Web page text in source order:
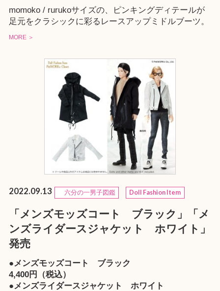
momoko / rurukoサイズの、ピンキングディテールが
足元をクラシックに彩るレースアップミドルブーツ。
MORE ＞
2022.09.13 六分の一男子図鑑 Doll Fashion Item
「メンズモッズコート ブラック」「メ
ンズライダースジャケット ホワイト」
発売
●メンズモッズコート ブラック
4,400円（税込）
●メンズライダースジャケット ホワイト